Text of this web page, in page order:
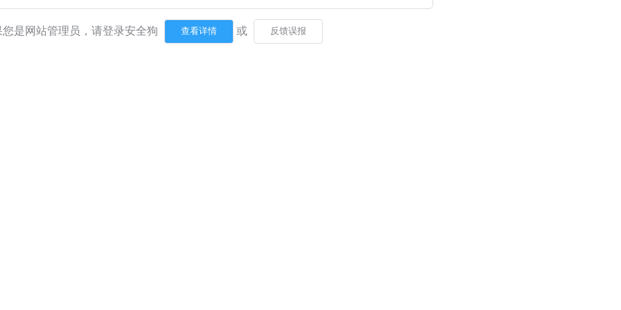
您是网站管理员，请登录安全狗 或